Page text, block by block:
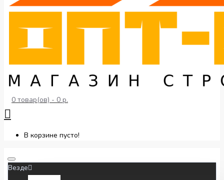
0 товар(ов) - 0 р.
В корзине пусто!
Везде